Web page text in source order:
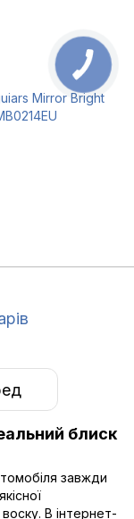
Mirror Bright
блиск
завжди
В інтернет-